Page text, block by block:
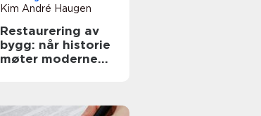
Kim André Haugen
Restaurering av
bygg: når historie
møter moderne